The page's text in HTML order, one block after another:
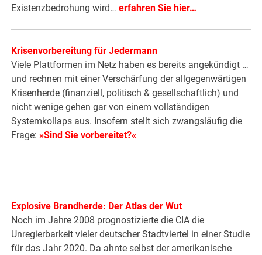
Existenzbedrohung wird…erfahren Sie hier…
Krisenvorbereitung für Jedermann
Viele Plattformen im Netz haben es bereits angekündigt …
und rechnen mit einer Verschärfung der allgegenwärtigen
Krisenherde (finanziell, politisch & gesellschaftlich) und
nicht wenige gehen gar von einem vollständigen
Systemkollaps aus. Insofern stellt sich zwangsläufig die
Frage: »Sind Sie vorbereitet?«
Explosive Brandherde: Der Atlas der Wut
Noch im Jahre 2008 prognostizierte die CIA die
Unregierbarkeit vieler deutscher Stadtviertel in einer Studie
für das Jahr 2020. Da ahnte selbst der amerikanische